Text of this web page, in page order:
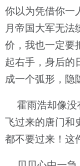
你以为凭借你一
月帝国大军无法
价，我也一定要
起右手，身后的
成一个弧形，隐
霍雨浩却像没
飞过来的唐门和
都不要过来！这